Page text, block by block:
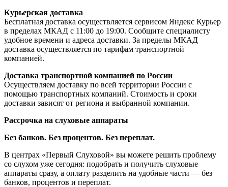
Курьерская доставка
Бесплатная доставка осуществляется сервисом Яндекс Курьер
в пределах МКАД с 11:00 до 19:00. Сообщите специалисту
удобное времени и адреса доставки. За пределы МКАД
доставка осуществляется по тарифам транспортной
компанией.
Доставка транспортной компанией по России
Осуществляем доставку по всей территории России с
помощью транспортных компаний. Стоимость и сроки
доставки зависят от региона и выбранной компании.
Рассрочка на слуховые аппараты
Без банков. Без процентов. Без переплат.
В центрах «Первый Слуховой» вы можете решить проблему
со слухом уже сегодня: подобрать и получить слуховые
аппараты сразу, а оплату разделить на удобные части — без
банков, процентов и переплат.